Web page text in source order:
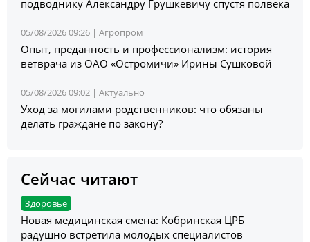
подводнику Александру Грушкевичу спустя полвека
05/08/2026 09:26 | Агропром
Опыт, преданность и профессионализм: история
ветврача из ОАО «Остромичи» Ирины Сушковой
05/08/2026 09:02 | Актуально
Уход за могилами родственников: что обязаны
делать граждане по закону?
Сейчас читают
Здоровье
Новая медицинская смена: Кобринская ЦРБ
радушно встретила молодых специалистов